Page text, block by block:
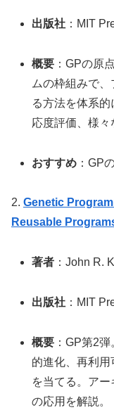
出版社 ：MIT
概要 ：GPの原
ムの枠組みで
る方法を体系
応度評価、様々
おすすめ ：GP
2. Genetic
Reusable
著者 ：John R.
出版社 ：MIT
概要 ：GP第2
的進化、再利
を当てる。ア
の応用を解説。